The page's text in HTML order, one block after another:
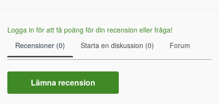
Logga in för att få poäng för din recension eller fråga!
Recensioner (0)
Starta en diskussion (0) Forum
Lämna recension